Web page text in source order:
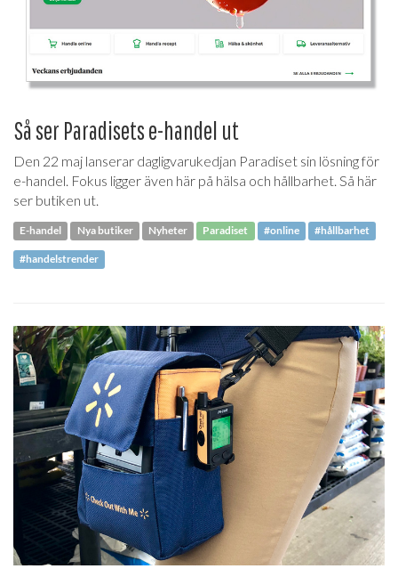
Så ser Paradisets e-handel ut
Den 22 maj lanserar dagligvarukedjan Paradiset sin lösning för
e-handel. Fokus ligger även här på hälsa och hållbarhet. Så här
ser butiken ut.
E-handel Nya butiker Nyheter Paradiset #online #hållbarhet
#handelstrender